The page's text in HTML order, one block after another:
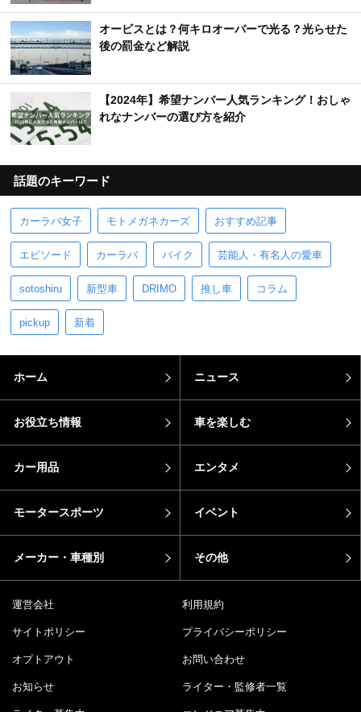
オービスとは？何キロオーバーで光る？光らせた
後の罰金など解説
【2024年】希望ナンバー人気ランキング！おしゃ
れなナンバーの選び方を紹介
話題のキーワード
カーラバ女子 モトメガネカーズ おすすめ記事
エピソード カーラバ バイク 芸能人・有名人の愛車
sotoshiru 新型車 DRIMO 推し車 コラム
pickup 新着
ホーム ニュース
お役立ち情報 車を楽しむ
カー用品 エンタメ
モータースポーツ イベント
メーカー・車種別 その他
運営会社 利用規約
サイトポリシー プライバシーポリシー
オプトアウト お問い合わせ
お知らせ ライター・監修者一覧